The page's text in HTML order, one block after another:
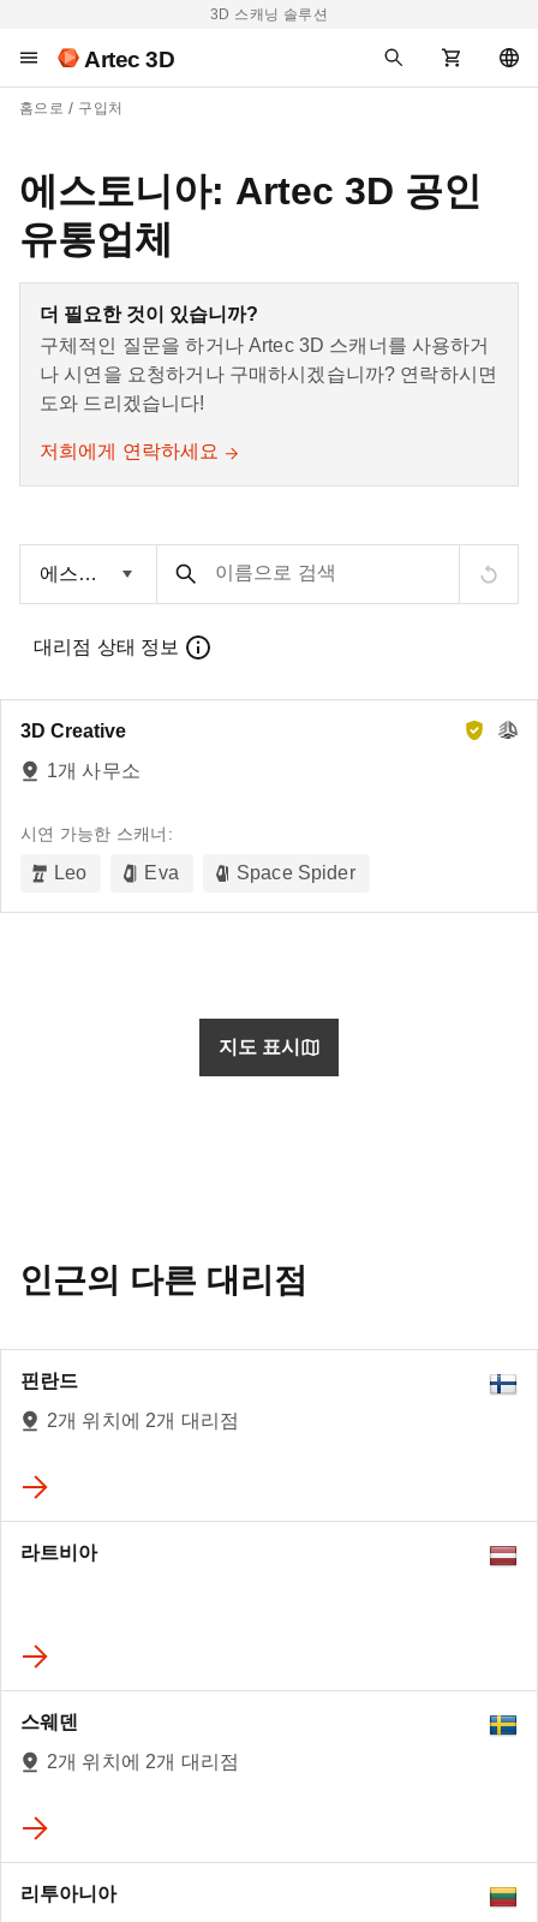
3D 스캐닝 솔루션
Artec 3D
홈으로 구입처
에스토니아: Artec 3D 공인
유통업체
더 필요한 것이 있습니까?
구체적인 질문을 하거나 Artec 3D 스캐너를 사용하거
나 시연을 요청하거나 구매하시겠습니까? 연락하시면
도와 드리겠습니다!
저희에게 연락하세요
이름으로 검색
대리점 상태 정보
3D Creative
1개 사무소
시연 가능한 스캐너:
Leo Eva Space Spider
지도 표시
인근의 다른 대리점
핀란드
2개 위치에 2개 대리점
라트비아
스웨덴
2개 위치에 2개 대리점
리투아니아